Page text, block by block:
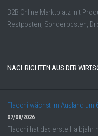
B2B Online Marktplatz mit
Restposten, Sonderposten,
NACHRICHTEN AUS DER
Flaconi wächst im Ausland um
07/08/2026
Flaconi hat das erste Halbjahr